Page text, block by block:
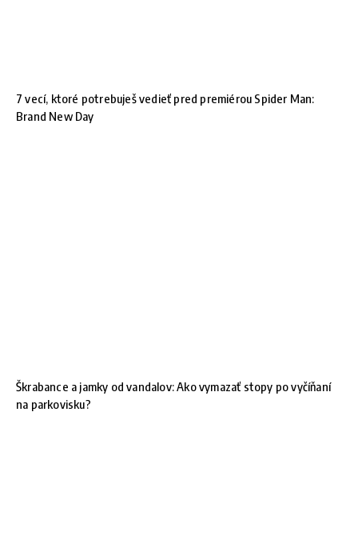
7 vecí, ktoré potrebuješ vedieť pred premiérou Spider Man:
Brand New Day
Škrabance a jamky od vandalov: Ako vymazať stopy po vyčíňaní
na parkovisku?